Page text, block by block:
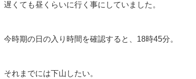
遅くても昼くらいに行く事にしていました。
今時期の日の入り時間を確認すると、18時45分。
それまでには下山したい。